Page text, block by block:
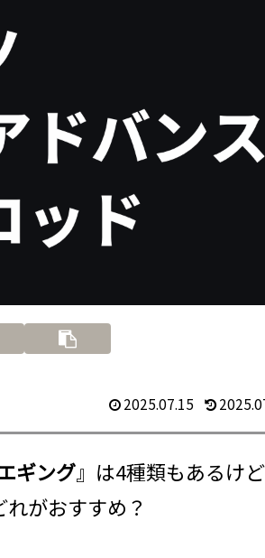
2025.07.15
ギング』は4種類もあるけど
れがおすすめ？